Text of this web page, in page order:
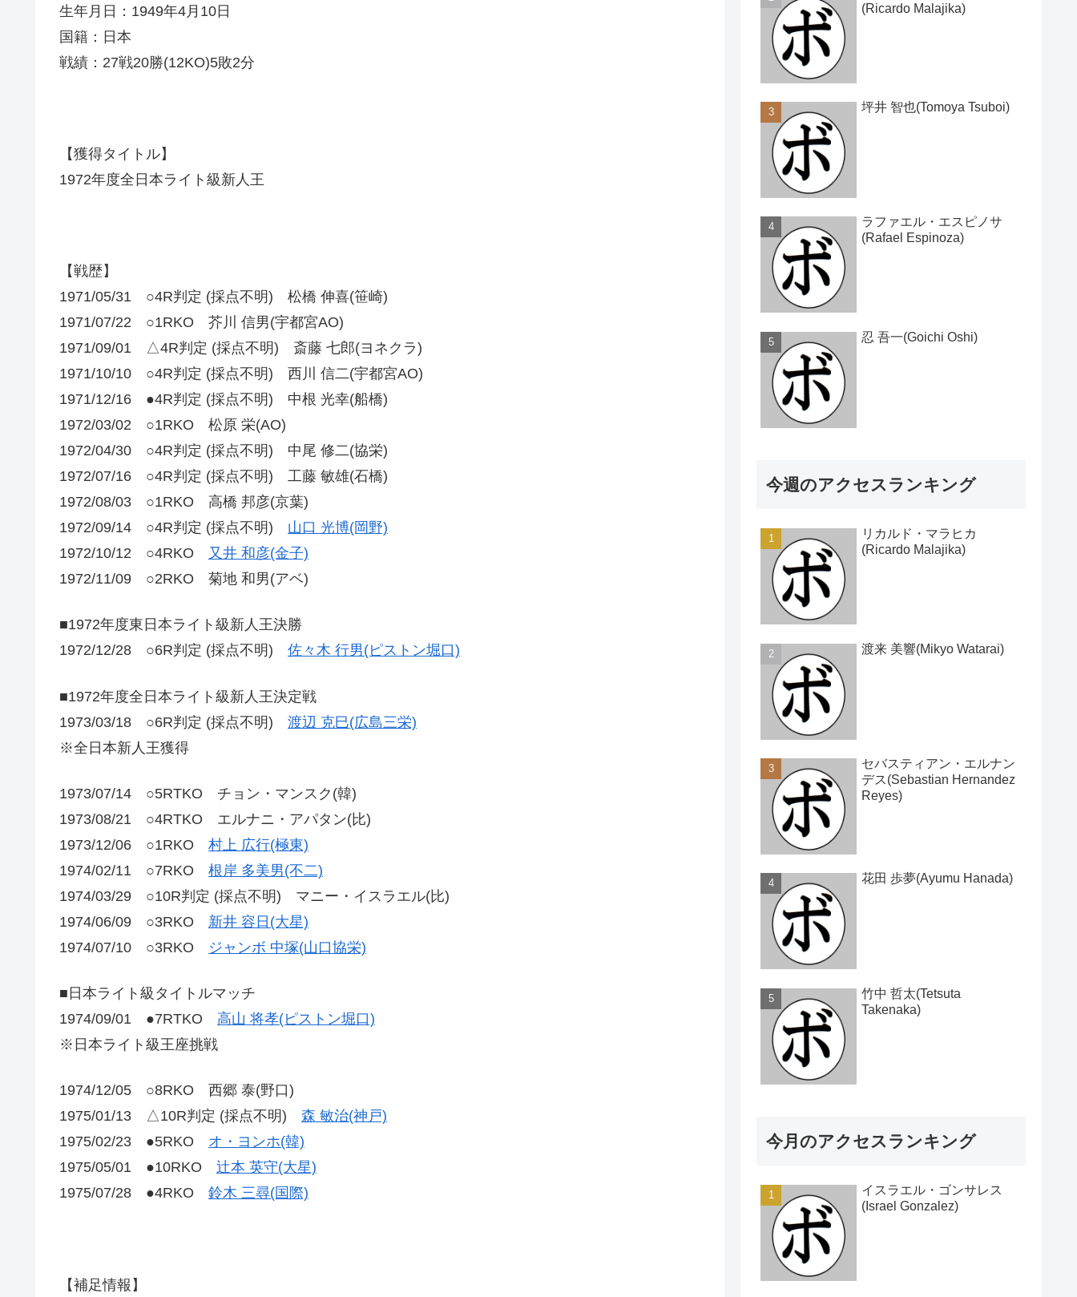
生年月日：1949年4月10日
国籍：日本
戦績：27戦20勝(12KO)5敗2分
【獲得タイトル】
1972年度全日本ライト級新人王
【戦歴】
1971/05/31 ○4R判定 (採点不明) 松橋 伸喜(笹崎)
1971/07/22 ○1RKO 芥川 信男(宇都宮AO)
1971/09/01 △4R判定 (採点不明) 斎藤 七郎(ヨネクラ)
1971/10/10 ○4R判定 (採点不明) 西川 信二(宇都宮AO)
1971/12/16 ●4R判定 (採点不明) 中根 光幸(船橋)
1972/03/02 ○1RKO 松原 栄(AO)
1972/04/30 ○4R判定 (採点不明) 中尾 修二(協栄)
1972/07/16 ○4R判定 (採点不明) 工藤 敏雄(石橋)
1972/08/03 ○1RKO 高橋 邦彦(京葉)
1972/09/14 ○4R判定 (採点不明) 山口 光博(岡野)
1972/10/12 ○4RKO 又井 和彦(金子)
1972/11/09 ○2RKO 菊地 和男(アベ)
■1972年度東日本ライト級新人王決勝
1972/12/28 ○6R判定 (採点不明) 佐々木 行男(ピストン堀口)
■1972年度全日本ライト級新人王決定戦
1973/03/18 ○6R判定 (採点不明) 渡辺 克巳(広島三栄)
※全日本新人王獲得
1973/07/14 ○5RTKO チョン・マンスク(韓)
1973/08/21 ○4RTKO エルナニ・アパタン(比)
1973/12/06 ○1RKO 村上 広行(極東)
1974/02/11 ○7RKO 根岸 多美男(不二)
1974/03/29 ○10R判定 (採点不明) マニー・イスラエル(比)
1974/06/09 ○3RKO 新井 容日(大星)
1974/07/10 ○3RKO ジャンボ 中塚(山口協栄)
■日本ライト級タイトルマッチ
1974/09/01 ●7RTKO 高山 将孝(ピストン堀口)
※日本ライト級王座挑戦
1974/12/05 ○8RKO 西郷 泰(野口)
1975/01/13 △10R判定 (採点不明) 森 敏治(神戸)
1975/02/23 ●5RKO オ・ヨンホ(韓)
1975/05/01 ●10RKO 辻本 英守(大星)
1975/07/28 ●4RKO 鈴木 三尋(国際)
【補足情報】
(Ricardo Malajika)
坪井 智也(Tomoya Tsuboi)
ラファエル・エスピノサ
(Rafael Espinoza)
忍 吾一(Goichi Oshi)
今週のアクセスランキング
リカルド・マラヒカ
(Ricardo Malajika)
渡来 美響(Mikyo Watarai)
セバスティアン・エルナン
デス(Sebastian Hernandez
Reyes)
花田 歩夢(Ayumu Hanada)
竹中 哲太(Tetsuta
Takenaka)
今月のアクセスランキング
イスラエル・ゴンサレス
(Israel Gonzalez)